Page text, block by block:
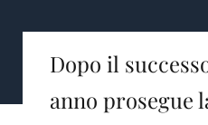
FOTO & VIDEO
Dopo il
anno prosegue